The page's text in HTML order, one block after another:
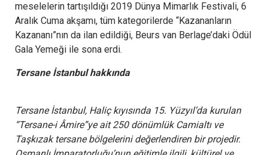
meselelerin tartışıldığı 2019 Dünya Mimarlık Festivali, 6
Aralık Cuma akşamı, tüm kategorilerde “Kazananların
Kazananı”nın da ilan edildiği, Beurs van Berlage’daki Ödül
Gala Yemeği ile sona erdi.
Tersane İstanbul hakkında
Tersane İstanbul, Haliç kıyısında 15. Yüzyıl’da kurulan
“Tersane-i Âmire”ye ait 250 dönümlük Camialtı ve
Taşkızak tersane bölgelerini değerlendiren bir projedir.